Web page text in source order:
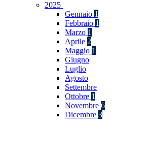
2025
Gennaio 1
Febbraio 1
Marzo 1
Aprile 2
Maggio 1
Giugno
Luglio
Agosto
Settembre
Ottobre 1
Novembre 6
Dicembre 3